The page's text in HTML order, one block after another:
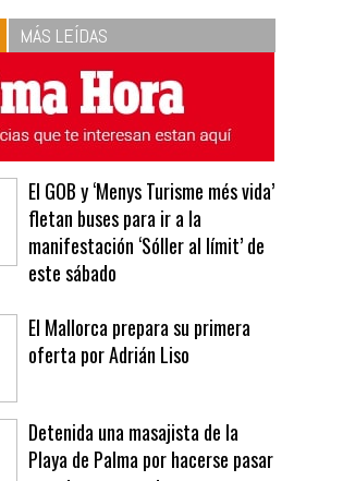
respeta las proporciones.
Recetas de vinagreta
MÁS LEÍDAS
El GOB y ‘Menys Turisme més vida’
manifestación ‘Sóller al límit’ de
este sábado
oferta por Adrián Liso